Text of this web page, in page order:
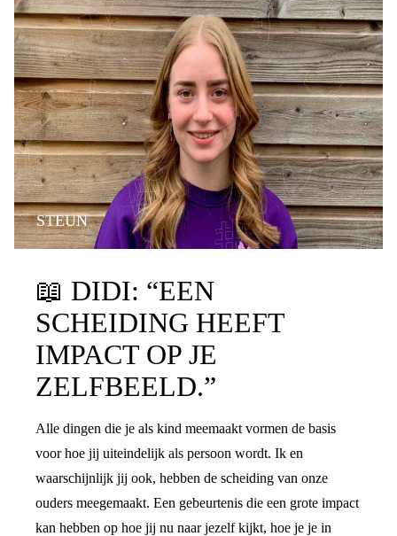
STEUN
📖 DIDI: “EEN
SCHEIDING HEEFT
IMPACT OP JE
ZELFBEELD.”
Alle dingen die je als kind meemaakt vormen de basis
voor hoe jij uiteindelijk als persoon wordt. Ik en
waarschijnlijk jij ook, hebben de scheiding van onze
ouders meegemaakt. Een gebeurtenis die een grote impact
kan hebben op hoe jij nu naar jezelf kijkt, hoe je je in